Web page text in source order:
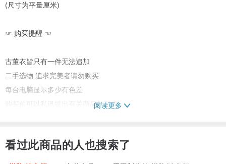
(尺寸为平量厘米)
☞ 购买提醒 ☜
古董衣皆只有一件无法追加
二手选物 追求完美者请勿购买
每台电脑显示多少有色差
购买前可以私讯提出有关商品的疑虑
阅读更多
看过此商品的人也搜索了